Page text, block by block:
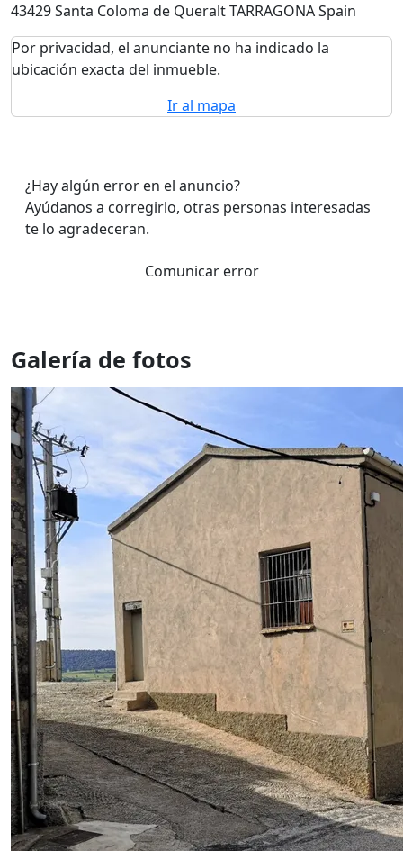
43429 Santa Coloma de Queralt TARRAGONA Spain
Por privacidad, el anunciante no ha indicado la
ubicación exacta del inmueble.
Ir al mapa
¿Hay algún error en el anuncio?
Ayúdanos a corregirlo, otras personas interesadas
te lo agradeceran.
Comunicar error
Galería de fotos